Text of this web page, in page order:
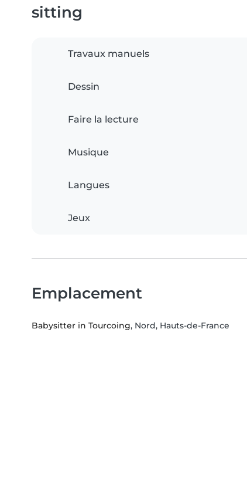
sitting
Travaux manuels
Dessin
Faire la lecture
Musique
Langues
Jeux
Emplacement
Babysitter in Tourcoing, Nord, Hauts-de-France